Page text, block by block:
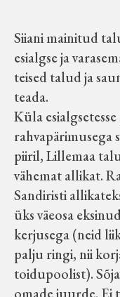
Siiani mainitud
esialgse ja
teised talud ja
teada.
Küla
rahvapärimusega
piiril, Lillemaa
vähemat allikat.
Sandiristi
üks väeosa
kerjusega (neid
palju ringi, nii
toidupoolist).
omade juurde. Ei